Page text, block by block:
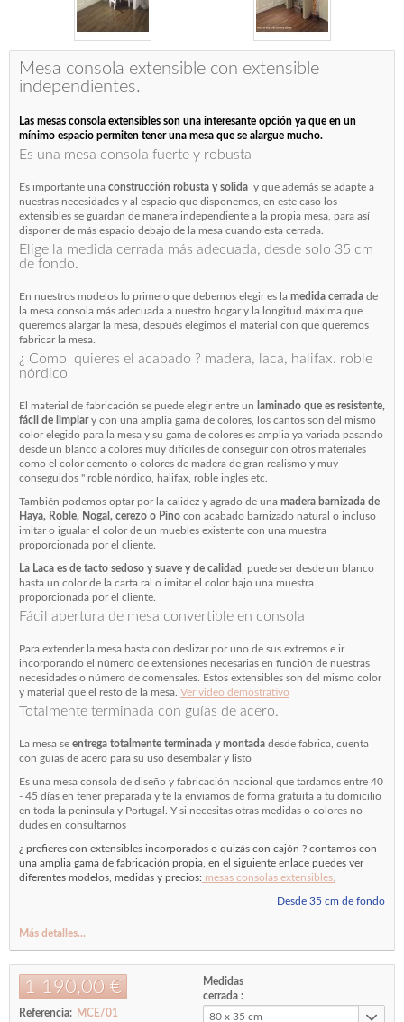
Mesa consola extensible con extensible
independientes.
Las mesas consola extensibles son una interesante opción ya que en un
mínimo espacio permiten tener una mesa que se alargue mucho.
Es una mesa consola fuerte y robusta
Es importante una construcción robusta y solida y que además se adapte a
nuestras necesidades y al espacio que disponemos, en este caso los
extensibles se guardan de manera independiente a la propia mesa, para así
disponer de más espacio debajo de la mesa cuando esta cerrada.
Elige la medida cerrada más adecuada, desde solo 35 cm
de fondo.
En nuestros modelos lo primero que debemos elegir es la medida cerrada de
la mesa consola más adecuada a nuestro hogar y la longitud máxima que
queremos alargar la mesa, después elegimos el material con que queremos
fabricar la mesa.
¿ Como quieres el acabado ? madera, laca, halifax. roble
nórdico
El material de fabricación se puede elegir entre un laminado que es resistente,
fácil de limpiary con una amplia gama de colores, los cantos son del mismo
color elegido para la mesa y su gama de colores es amplia ya variada pasando
desde un blanco a colores muy difíciles de conseguir con otros materiales
como el color cemento o colores de madera de gran realismo y muy
conseguidos " roble nórdico, halifax, roble ingles etc.
También podemos optar por la calidez y agrado de una madera barnizada de
Haya, Roble, Nogal, cerezo o Pino con acabado barnizado natural o incluso
imitar o igualar el color de un muebles existente con una muestra
proporcionada por el cliente.
La Laca es de tacto sedoso y suave y de calidad
, puede ser desde un blanco
hasta un color de la carta ral o imitar el color bajo una muestra
proporcionada por el cliente.
Fácil apertura de mesa convertible en consola
Para extender la mesa basta con deslizar por uno de sus extremos e ir
incorporando el número de extensiones necesarias en función de nuestras
necesidades o número de comensales. Estos extensibles son del mismo color
y material que el resto de la mesa. Ver video demostrativo
Totalmente terminada con guías de acero.
La mesa se entrega totalmente terminada y montada desde fabrica, cuenta
con guías de acero para su uso desembalar y listo
Es una mesa consola de diseño y fabricación nacional que tardamos entre 40
- 45 días en tener preparada y te la enviamos de forma gratuita a tu domicilio
en toda la peninsula y Portugal. Y si necesitas otras medidas o colores no
dudes en consultarnos
¿ prefieres con extensibles incorporados o quizás con cajón ? contamos con
una amplia gama de fabricación propia, en el siguiente enlace puedes ver
diferentes modelos, medidas y precios: mesas consolas extensibles.
Desde 35 cm de fondo
Más detalles...
Medidas
cerrada :
80 x 35 cm
1 190,00 €
Referencia: MCE/01